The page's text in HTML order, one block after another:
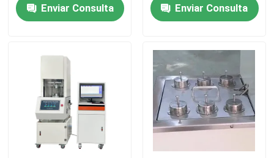
máquina de prueba ambiental
Máquina de equilibrio dinámico
con garantía de 1 año
Capacidad de mezcla
Enviar Consulta
garantía de un año
Capacidad de mezcla
kg
Enviar Consulta